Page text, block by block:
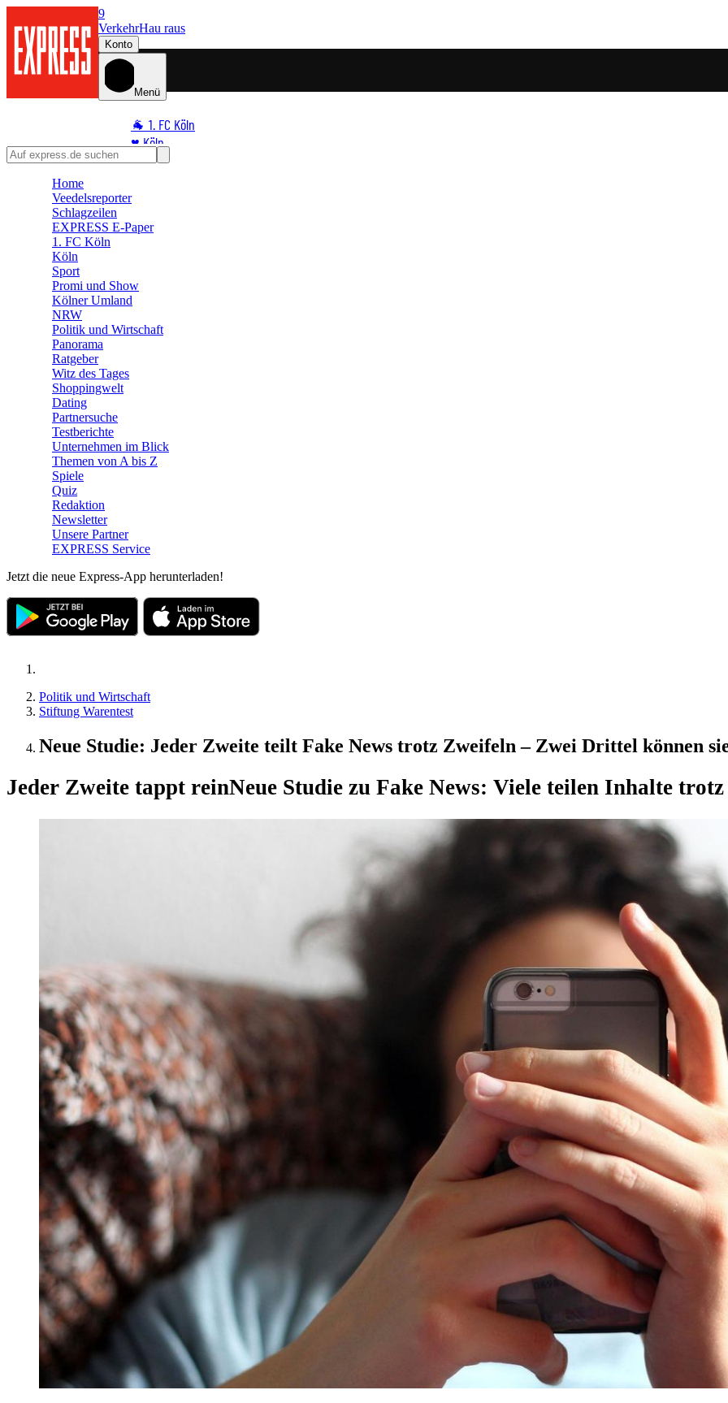
9
VerkehrHau raus
Konto
Menü
🐐 1. FC Köln
♥️ Köln
⭐ Promi
🛒 Shoppingwelt
🧩 Spiele
Home
Veedelsreporter
Schlagzeilen
EXPRESS E-Paper
1. FC Köln
Köln
Sport
Promi und Show
Kölner Umland
NRW
Politik und Wirtschaft
Panorama
Ratgeber
Witz des Tages
Shoppingwelt
Dating
Partnersuche
Testberichte
Unternehmen im Blick
Themen von A bis Z
Spiele
Quiz
Redaktion
Newsletter
Unsere Partner
EXPRESS Service
Jetzt die neue Express-App herunterladen!
Politik und Wirtschaft
Stiftung Warentest
Neue Studie: Jeder Zweite teilt Fake News trotz Zweifeln – Zwei Drittel können
Jeder Zweite tappt reinNeue Studie zu Fake News: Viele teilen Inhalte